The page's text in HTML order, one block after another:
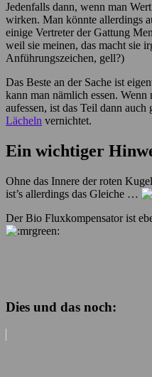
Jedenfalls dann, wenn man
wirken. Man könnte allerdings
einige Vertreter der Gattung
weil sie meinen, das macht sie
Anführungszeichen, gell?)
Das Beste an der Sache ist
kann man nämlich essen.
aufessen, ist das Teil dann
Lächeln vernichtet.
Ein wichtiger
Ohne das Innere der roten
ist’s allerdings das Gleiche …
Der Bio Fluxkompensator ist
Dies und das noch: